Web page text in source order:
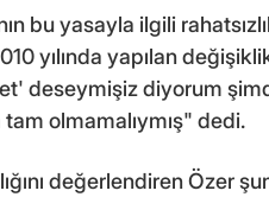
bu yasayla ilgili
yılında yapılan
deseymişiz diyorum
tam olmamalıymış" dedi.
değerlendiren Özer